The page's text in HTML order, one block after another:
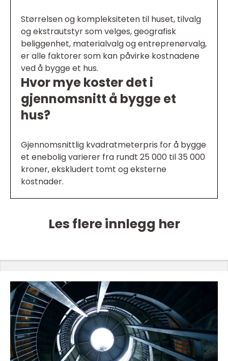
Størrelsen og kompleksiteten til huset, tilvalg
og ekstrautstyr som velges, geografisk
beliggenhet, materialvalg og entreprenørvalg,
er alle faktorer som kan påvirke kostnadene
ved å bygge et hus.
Hvor mye koster det i
gjennomsnitt å bygge et
hus?
Gjennomsnittlig kvadratmeterpris for å bygge
et enebolig varierer fra rundt 25 000 til 35 000
kroner, ekskludert tomt og eksterne
kostnader.
Les flere innlegg her